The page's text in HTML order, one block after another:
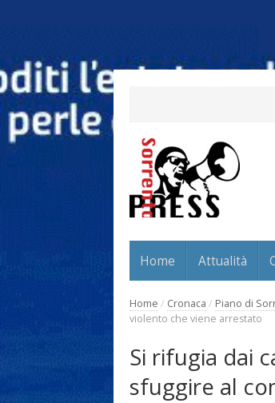
Home Attualità
Home / Cronaca / Piano di
violento che viene arrestato
Si rifugia dai
sfuggire al